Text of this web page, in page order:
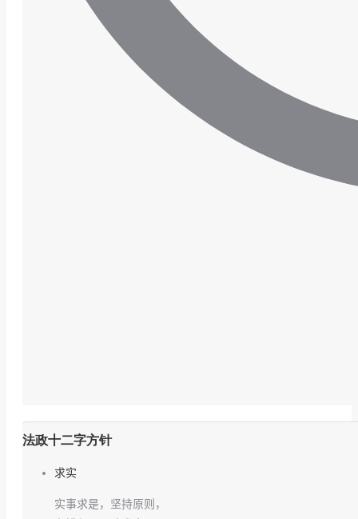
法政十二字方针
求实
实事求是，坚持原则，